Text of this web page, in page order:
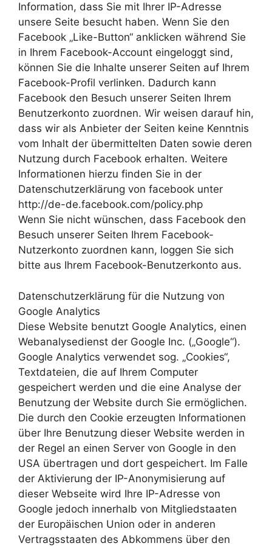
Information, dass Sie mit Ihrer IP-Adresse
unsere Seite besucht haben. Wenn Sie den
Facebook „Like-Button“ anklicken während Sie
in Ihrem Facebook-Account eingeloggt sind,
können Sie die Inhalte unserer Seiten auf Ihrem
Facebook-Profil verlinken. Dadurch kann
Facebook den Besuch unserer Seiten Ihrem
Benutzerkonto zuordnen. Wir weisen darauf hin,
dass wir als Anbieter der Seiten keine Kenntnis
vom Inhalt der übermittelten Daten sowie deren
Nutzung durch Facebook erhalten. Weitere
Informationen hierzu finden Sie in der
Datenschutzerklärung von facebook unter
http://de-de.facebook.com/policy.php
Wenn Sie nicht wünschen, dass Facebook den
Besuch unserer Seiten Ihrem Facebook-
Nutzerkonto zuordnen kann, loggen Sie sich
bitte aus Ihrem Facebook-Benutzerkonto aus.
Datenschutzerklärung für die Nutzung von
Google Analytics
Diese Website benutzt Google Analytics, einen
Webanalysedienst der Google Inc. („Google“).
Google Analytics verwendet sog. „Cookies“,
Textdateien, die auf Ihrem Computer
gespeichert werden und die eine Analyse der
Benutzung der Website durch Sie ermöglichen.
Die durch den Cookie erzeugten Informationen
über Ihre Benutzung dieser Website werden in
der Regel an einen Server von Google in den
USA übertragen und dort gespeichert. Im Falle
der Aktivierung der IP-Anonymisierung auf
dieser Webseite wird Ihre IP-Adresse von
Google jedoch innerhalb von Mitgliedstaaten
der Europäischen Union oder in anderen
Vertragsstaaten des Abkommens über den